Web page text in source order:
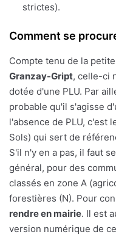
strictes).
Comment se
Compte tenu de la
Granzay-Gript, celle-ci
dotée d'une PLU. Par
probable qu'il s'agisse
l'absence de PLU, c'est
Sols) qui sert de
S'il n'y en a pas, il faut
général, pour des
classés en zone A
forestières (N). Pour
rendre en mairie. Il est
version numérique de